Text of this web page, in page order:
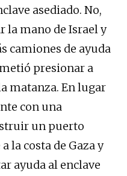
asediado. No,
la mano de Israel y
camiones de ayuda
presionar a
matanza. En lugar
con una
un puerto
la costa de Gaza y
ayuda al enclave